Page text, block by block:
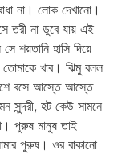
না। লোক দেখানো।
তরী না ডুবে যায় এই
শয়তানি হাসি দিয়ে
খাব। ঝিমু বলল
বসে আস্তে আস্তে
সুন্দরী, হট কেউ সামনে
পুরুষ মানুষ তাই
পুরুষ। ওর বাকানো